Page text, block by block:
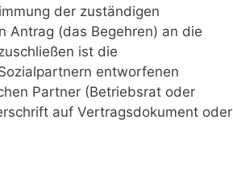
der zuständigen
Antrag (das Begehren) an die
ist die
entworfenen
Partner (Betriebsrat oder
auf Vertragsdokument oder